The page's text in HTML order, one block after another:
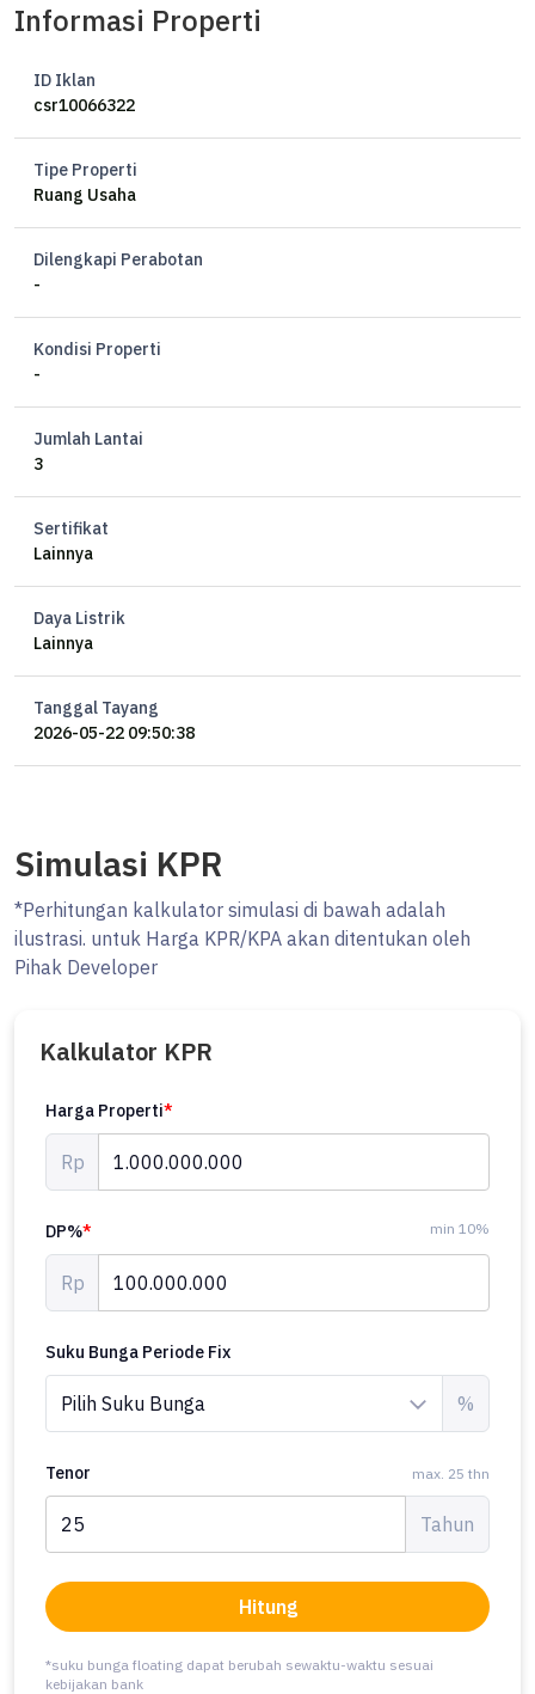
- Kamar mandi
- Lobi
- Pos security
exclude Pbb dan deposit sewa
Informasi Properti
ID Iklan
csr10066322
Tipe Properti
Ruang Usaha
Dilengkapi Perabotan
-
Kondisi Properti
-
Jumlah Lantai
3
Sertifikat
Lainnya
Daya Listrik
Lainnya
Tanggal Tayang
2026-05-22 09:50:38
Simulasi KPR
*Perhitungan kalkulator simulasi di bawah adalah
ilustrasi. untuk Harga KPR/KPA akan ditentukan oleh
Pihak Developer
Kalkulator KPR
Harga Properti*
Rp
DP%* min 10%
Rp
Suku Bunga Periode Fix
%
Tenor max. 25 thn
Tahun
Hitung
*suku bunga floating dapat berubah sewaktu-waktu sesuai
kebijakan bank